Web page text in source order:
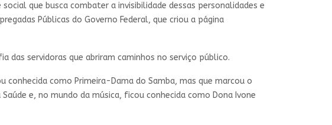
que busca combater a invisibilidade dessas personalidades e
Públicas do Governo Federal, que criou a página
das servidoras que abriram caminhos no serviço público.
como Primeira-Dama do Samba, mas que marcou o
e, no mundo da música, ficou conhecida como Dona Ivone